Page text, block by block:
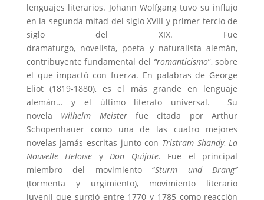
lenguajes literarios. Johann Wolfgang tuvo su influjo
en la segunda mitad del siglo XVIII y primer tercio de
siglo del XIX. Fue
dramaturgo, novelista, poeta y naturalista alemán,
contribuyente fundamental del “romanticismo”, sobre
el que impactó con fuerza. En palabras de George
Eliot (1819-1880), es el más grande en lenguaje
alemán… y el último literato universal. Su
novela Wilhelm Meisterfue citada por Arthur
Schopenhauer como una de las cuatro mejores
novelas jamás escritas junto con Tristram Shandy,La
Nouvelle Heloïse yDon Quijote. Fue el principal
miembro del movimiento “Sturm und Drang”
(tormenta y urgimiento), movimiento literario
juvenil que surgió entre 1770 y 1785 como reacción